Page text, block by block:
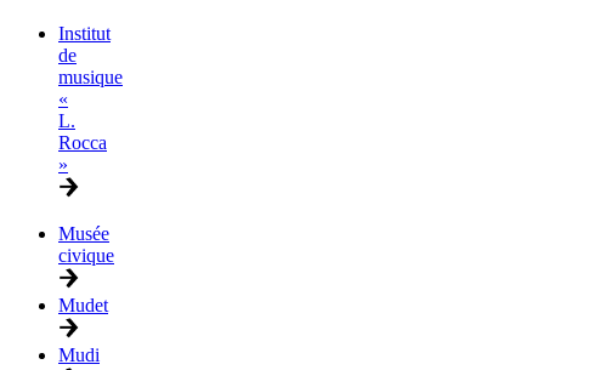
Institut
de
musique
«
L.
Rocca
»
Musée
civique
Mudet
Mudi